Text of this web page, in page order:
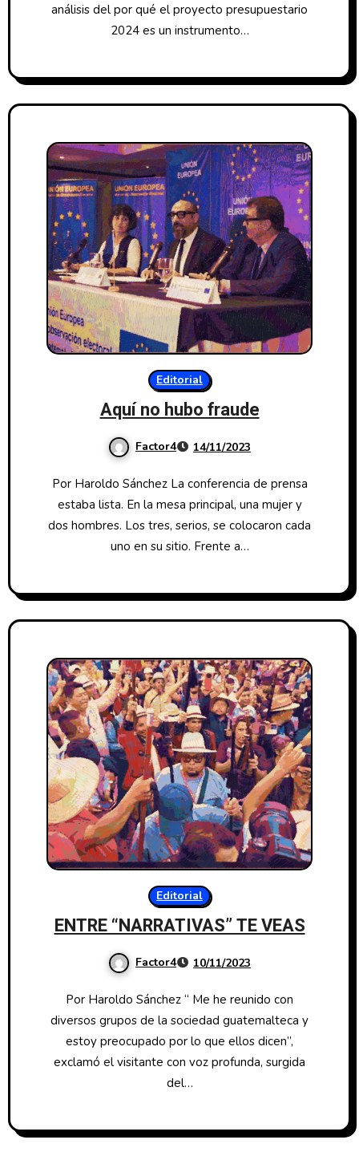
análisis del por qué el proyecto presupuestario
2024 es un instrumento…
Editorial
Aquí no hubo fraude
Factor4 14/11/2023
Por Haroldo Sánchez La conferencia de prensa
estaba lista. En la mesa principal, una mujer y
dos hombres. Los tres, serios, se colocaron cada
uno en su sitio. Frente a…
Editorial
ENTRE “NARRATIVAS” TE VEAS
Factor4 10/11/2023
Por Haroldo Sánchez “ Me he reunido con
diversos grupos de la sociedad guatemalteca y
estoy preocupado por lo que ellos dicen”,
exclamó el visitante con voz profunda, surgida
del…